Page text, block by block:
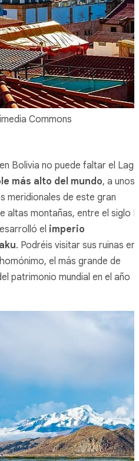
Commons
Bolivia no puede faltar el Lago
más alto del mundo, a unos
meridionales de este gran
altas montañas, entre el siglo II
el imperio
. Podréis visitar sus ruinas en
homónimo, el más grande de
patrimonio mundial en el año